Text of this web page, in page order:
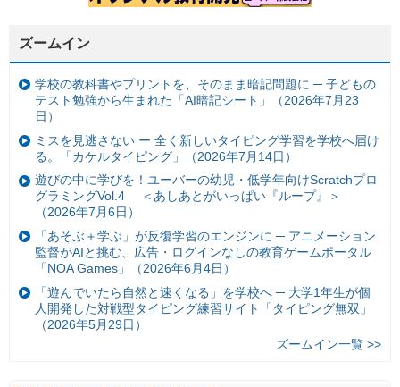
ズームイン
学校の教科書やプリントを、そのまま暗記問題に ─ 子どもの
テスト勉強から生まれた「AI暗記シート」（2026年7月23
日）
ミスを見逃さない ー 全く新しいタイピング学習を学校へ届け
る。「カケルタイピング」（2026年7月14日）
遊びの中に学びを！ユーバーの幼児・低学年向けScratchプロ
グラミングVol.4 ＜あしあとがいっぱい『ループ』＞
（2026年7月6日）
「あそぶ＋学ぶ」が反復学習のエンジンに ─ アニメーション
監督がAIと挑む、広告・ログインなしの教育ゲームポータル
「NOA Games」（2026年6月4日）
「遊んでいたら自然と速くなる」を学校へ ─ 大学1年生が個
人開発した対戦型タイピング練習サイト「タイピング無双」
（2026年5月29日）
ズームイン一覧 >>